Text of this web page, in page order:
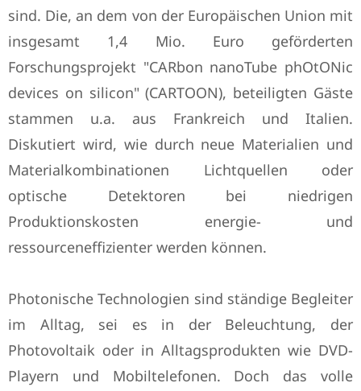
sind. Die, an dem von der Europäischen Union mit
insgesamt 1,4 Mio. Euro geförderten
Forschungsprojekt "CARbon nanoTube phOtONic
devices on silicon" (CARTOON), beteiligten Gäste
stammen u.a. aus Frankreich und Italien.
Diskutiert wird, wie durch neue Materialien und
Materialkombinationen Lichtquellen oder
optische Detektoren bei niedrigen
Produktionskosten energie- und
ressourceneffizienter werden können.
Photonische Technologien sind ständige Begleiter
im Alltag, sei es in der Beleuchtung, der
Photovoltaik oder in Alltagsprodukten wie DVD-
Playern und Mobiltelefonen. Doch das volle